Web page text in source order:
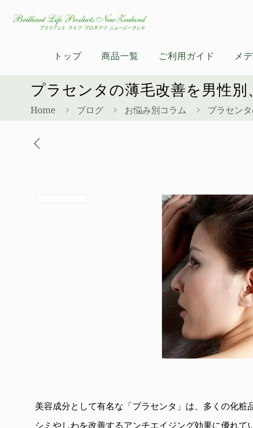
トップ 商品一覧 ご利用ガイド メ
プラセンタの薄毛改善を男性別
Home ブログ お悩み別コラム プラセン
美容成分として有名な「プラセンタ」は、多くの化粧
シミやしわを改善するアンチエイジング効果に優れて